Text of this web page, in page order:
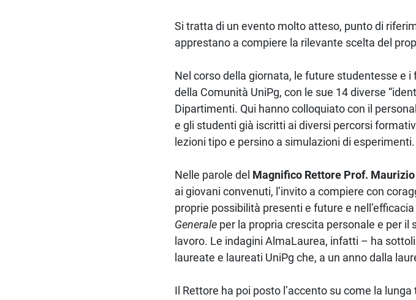
Si tratta di un evento molto atteso, punto di
apprestano a compiere la rilevante scelta del
Nel corso della giornata, le future studentesse e i
della Comunità UniPg, con le sue 14 diverse
Dipartimenti. Qui hanno colloquiato con il
e gli studenti già iscritti ai diversi percorsi
lezioni tipo e persino a simulazioni di esperimenti.
Nelle parole del Magnifico Rettore Prof.
ai giovani convenuti, l’invito a compiere con
proprie possibilità presenti e future e
Generale per la propria crescita personale e per il
lavoro. Le indagini AlmaLaurea, infatti – ha
laureate e laureati UniPg che, a un anno dalla
Il Rettore ha poi posto l’accento su come la